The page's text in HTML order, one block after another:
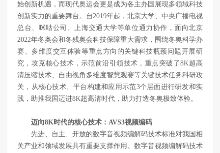
始创新机遇，而现代奥运会更是成为各主办国展现多领域科技
创新实力的重要舞台。自2019年起，北京大学、中央广播电视
总台、咪咕公司、上海交通大学等单位通力协作，面向北京
2022年冬奥会和冬残奥会科技保障重大需求，围绕冬奥科学办
赛、多维度交互体验等重点方向的关键科技瓶颈问题开展研
究，攻克核心技术，示范前沿引领技术，重点突破了8K超高
清压缩技术、自由视角多维度智慧观赛等关键技术任务科研攻
关，从核心技术、平台构建和应用示范3个层面进行研发和实
践，助推我国迈进8K超高清时代，助力打造冬奥极致体验。
迈向8K时代的核心技术：AVS3视频编码
先进、自主、开放的数字音视频编解码技术标准对我国相
关产业和领域发展具有重要支撑作用。数字音视频编解码技术